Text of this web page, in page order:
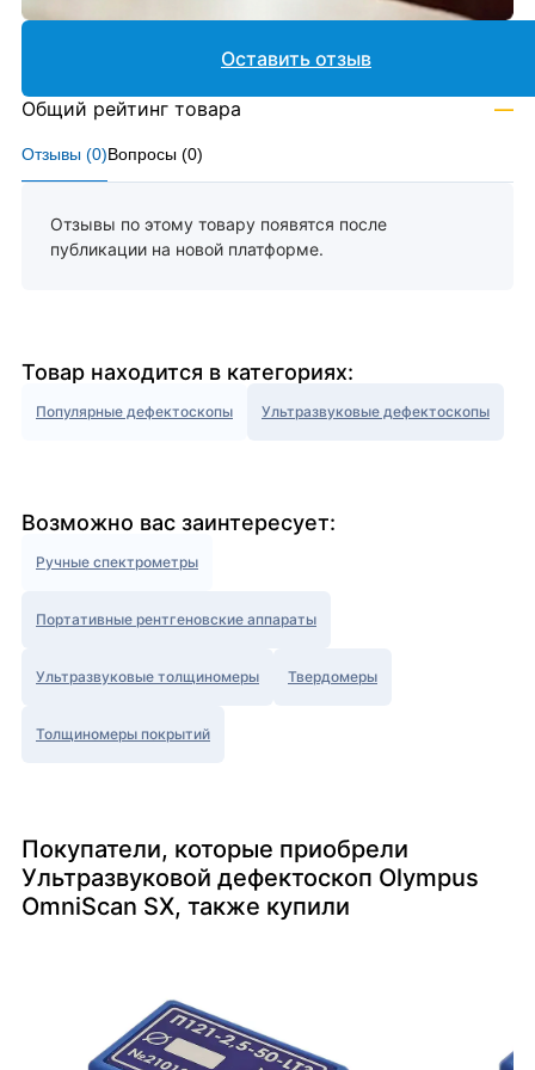
Отзывы (0)Вопросы (0)
Отзывы по этому товару появятся после
публикации на новой платформе.
Оставить отзыв
Общий рейтинг товара —
Товар находится в категориях:
Популярные дефектоскопы Ультразвуковые дефектоскопы
Возможно вас заинтересует:
Ручные спектрометры
Портативные рентгеновские аппараты
Ультразвуковые толщиномеры Твердомеры
Толщиномеры покрытий
Покупатели, которые приобрели
Ультразвуковой дефектоскоп Olympus
OmniScan SX, также купили